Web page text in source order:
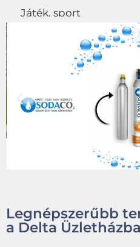
Játék, sport
Legnépszerűbb
a Delta